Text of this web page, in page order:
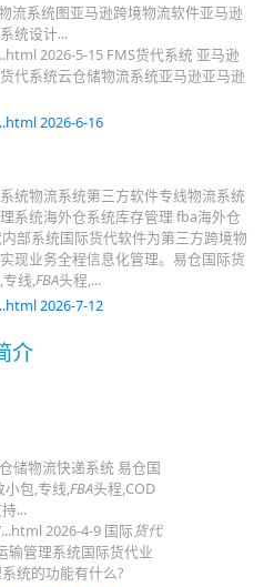
流系统图亚马逊跨境物流软件亚马逊
统设计...
2026-5-15 FMS货代系统 亚马逊
代系统云仓储物流系统亚马逊亚马逊
2026-6-16
统物流系统第三方软件专线物流系统
系统海外仓系统库存管理 fba海外仓
部系统国际货代软件为第三方跨境物
现业务全程信息化管理。易仓国际货
线,FBA头程,...
2026-7-12
介
储物流快递系统 易仓国
小包,专线,FBA头程,COD
...
2026-4-9 国际 货代
输管理系统国际货代业
统的功能有什么?